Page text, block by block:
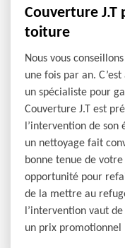
Couverture J.T
toiture
Nous vous
une fois par an.
un spécialiste pour
Couverture J.T est
l’intervention de son
un nettoyage fait
bonne tenue de
opportunité pour
de la mettre au
l’intervention vaut
un prix promotionnel